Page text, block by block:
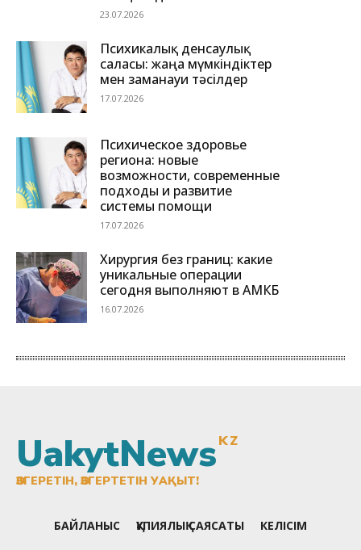
UakytNewsKZ
ӨЗГЕРЕТІН, ӨЗГЕРТЕТІН УАҚЫТ!
БАЙЛАНЫС ҚҰПИЯЛЫҚ САЯСАТЫ КЕЛІСІМ